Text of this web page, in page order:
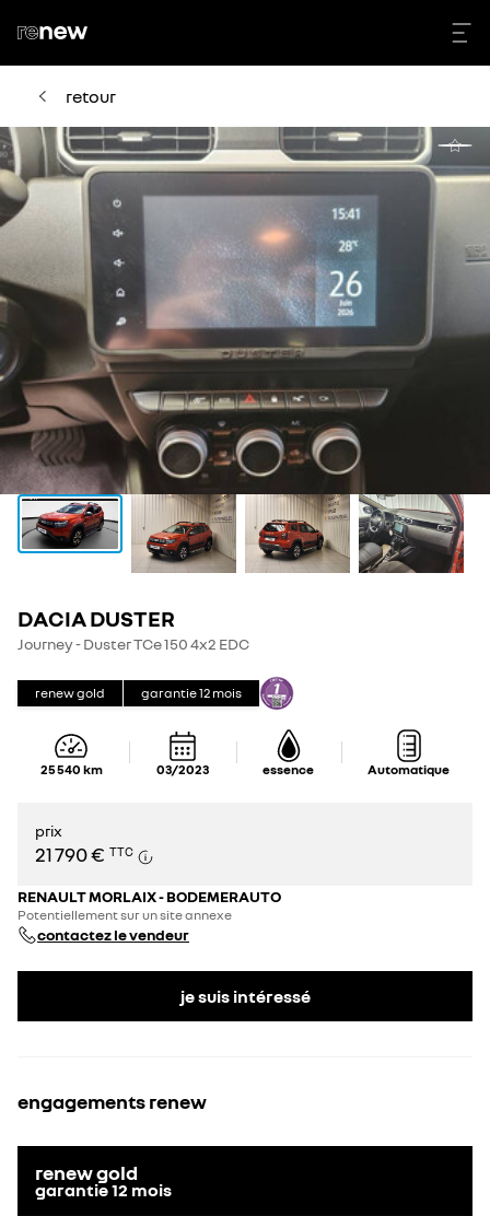
retour
DACIA DUSTER
Journey - Duster TCe 150 4x2 EDC
renew gold garantie12 mois
25 540 km 03/2023 essence Automatique
prix
21 790 € TTC
RENAULT MORLAIX - BODEMERAUTO
Potentiellement sur un site annexe
contactez le vendeur
je suis intéressé
engagements renew
renew gold
garantie12 mois